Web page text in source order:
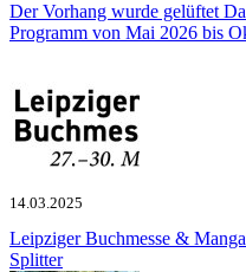
Der Vorhang wurde gelüftet
Programm von Mai 2026 bis
14.03.2025
Leipziger Buchmesse &
Splitter